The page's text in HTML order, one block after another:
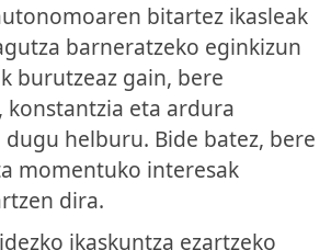
bitartez ikasleak
barneratzeko eginkizun
burutzeaz gain, bere
konstantzia eta ardura
helburu. Bide batez, bere
momentuko interesak
dira.
ikaskuntza ezartzeko